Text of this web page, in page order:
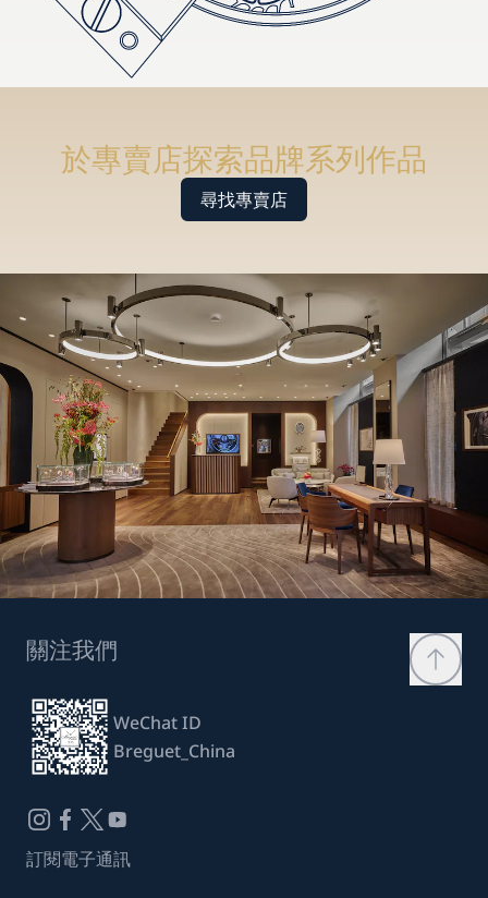
於專賣店探索品牌系列作品
尋找專賣店
關注我們
WeChat ID
Breguet_China
訂閱電子通訊